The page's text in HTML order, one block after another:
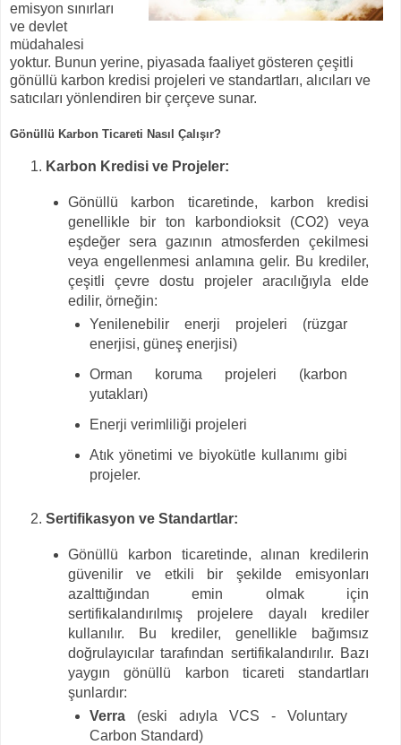
emisyon sınırları
ve devlet
müdahalesi
yoktur. Bunun yerine, piyasada faaliyet gösteren çeşitli
gönüllü karbon kredisi projeleri ve standartları, alıcıları ve
satıcıları yönlendiren bir çerçeve sunar.
Gönüllü Karbon Ticareti Nasıl Çalışır?
Karbon Kredisi ve Projeler:
Gönüllü karbon ticaretinde, karbon kredisi
genellikle bir ton karbondioksit (CO2) veya
eşdeğer sera gazının atmosferden çekilmesi
veya engellenmesi anlamına gelir. Bu krediler,
çeşitli çevre dostu projeler aracılığıyla elde
edilir, örneğin:
Yenilenebilir enerji projeleri (rüzgar
enerjisi, güneş enerjisi)
Orman koruma projeleri (karbon
yutakları)
Enerji verimliliği projeleri
Atık yönetimi ve biyokütle kullanımı gibi
projeler.
Sertifikasyon ve Standartlar:
Gönüllü karbon ticaretinde, alınan kredilerin
güvenilir ve etkili bir şekilde emisyonları
azalttığından emin olmak için
sertifikalandırılmış projelere dayalı krediler
kullanılır. Bu krediler, genellikle bağımsız
doğrulayıcılar tarafından sertifikalandırılır. Bazı
yaygın gönüllü karbon ticareti standartları
şunlardır:
Verra (eski adıyla VCS - Voluntary
Carbon Standard)